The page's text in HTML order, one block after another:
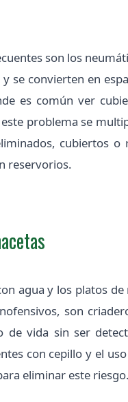
son los
se convierten en
es común ver
problema se
cubiertos o
reservorios.
agua y los platos
son
de vida sin ser
con cepillo y el
eliminar este riesgo.